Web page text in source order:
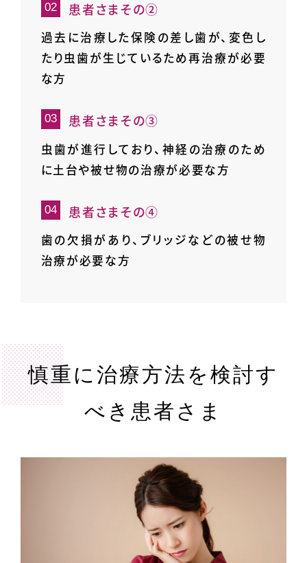
患者さまその②
過去に治療した保険の差し歯が、変色し
たり虫歯が生じているため再治療が必要
な方
患者さまその③
虫歯が進行しており、神経の治療のため
に土台や被せ物の治療が必要な方
患者さまその④
歯の欠損があり、ブリッジなどの被せ物
治療が必要な方
慎重に治療方法を検討す
べき患者さま